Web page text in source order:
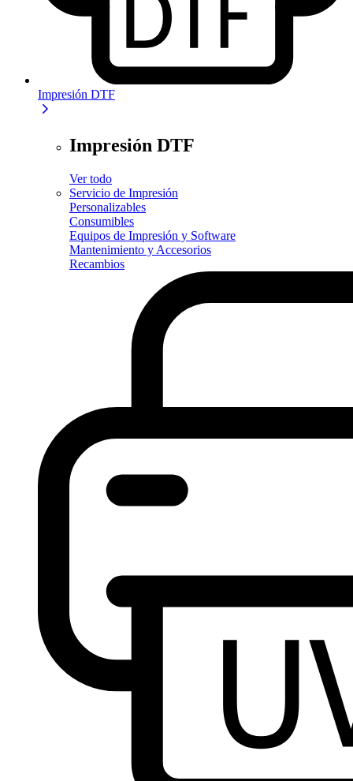
Impresión DTF
Impresión DTF
Ver todo
Servicio de Impresión
Personalizables
Consumibles
Equipos de Impresión y Software
Mantenimiento y Accesorios
Recambios